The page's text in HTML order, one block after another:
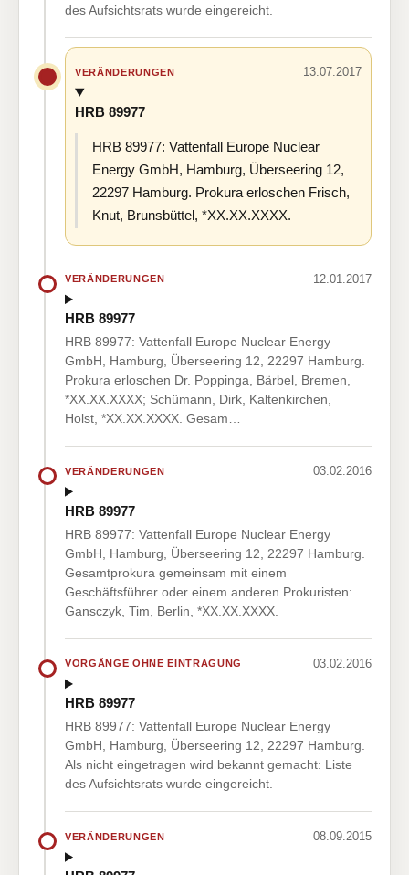
des Aufsichtsrats wurde eingereicht.
VERÄNDERUNGEN 13.07.2017
HRB 89977
HRB 89977: Vattenfall Europe Nuclear
Energy GmbH, Hamburg, Überseering 12,
22297 Hamburg. Prokura erloschen Frisch,
Knut, Brunsbüttel, *XX.XX.XXXX.
VERÄNDERUNGEN 12.01.2017
HRB 89977
HRB 89977: Vattenfall Europe Nuclear Energy
GmbH, Hamburg, Überseering 12, 22297 Hamburg.
Prokura erloschen Dr. Poppinga, Bärbel, Bremen,
*XX.XX.XXXX; Schümann, Dirk, Kaltenkirchen,
Holst, *XX.XX.XXXX. Gesam…
VERÄNDERUNGEN 03.02.2016
HRB 89977
HRB 89977: Vattenfall Europe Nuclear Energy
GmbH, Hamburg, Überseering 12, 22297 Hamburg.
Gesamtprokura gemeinsam mit einem
Geschäftsführer oder einem anderen Prokuristen:
Gansczyk, Tim, Berlin, *XX.XX.XXXX.
VORGÄNGE OHNE EINTRAGUNG 03.02.2016
HRB 89977
HRB 89977: Vattenfall Europe Nuclear Energy
GmbH, Hamburg, Überseering 12, 22297 Hamburg.
Als nicht eingetragen wird bekannt gemacht: Liste
des Aufsichtsrats wurde eingereicht.
VERÄNDERUNGEN 08.09.2015